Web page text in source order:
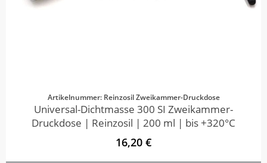
Artikelnummer: Reinzosil Zweikammer-Druckdose
Universal-Dichtmasse 300 SI Zweikammer-
Druckdose | Reinzosil | 200 ml | bis +320°C
16,20 €